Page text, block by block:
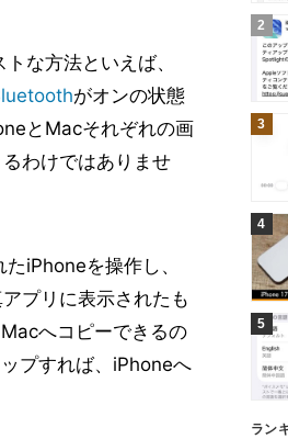
な方法といえば、
がオンの状態
とMacそれぞれの画
わけではありませ
iPhoneを操作し、
プリに表示されたも
へコピーできるの
プすれば、iPhoneへ
ラン